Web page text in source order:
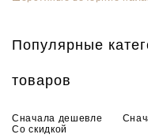
Популярные
товаров
Сначала дешевле
Со скидкой